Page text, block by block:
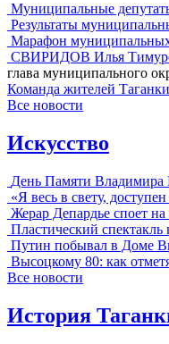
Муниципальные
Результаты
Марафон
СВИРИДОВ Илья
глава муниципального
Команда жителей
Все новости
Искусство
День Памяти Владимира
«Я весь в свету,
Жерар Депардье споет
Пластический спектакль
Путин побывал в Доме
Высоцкому 80: как
Все новости
История